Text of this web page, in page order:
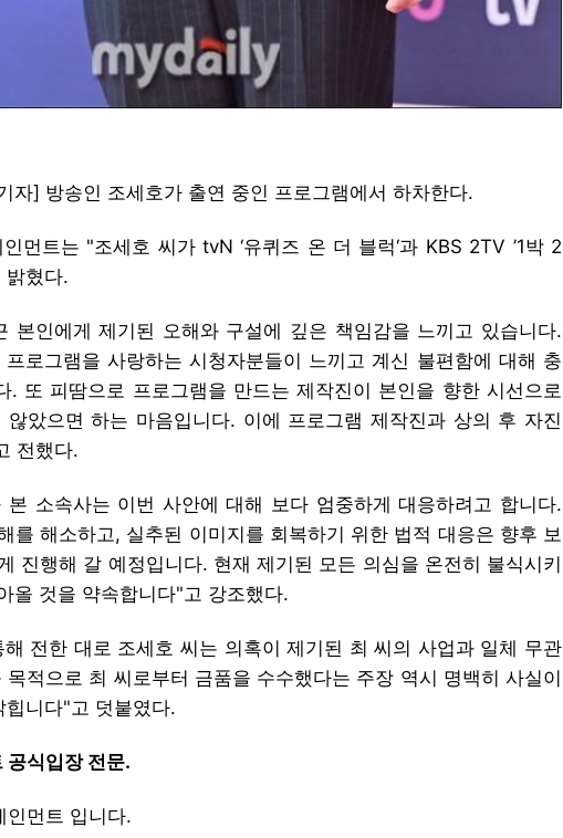
자] 방송인 조세호가 출연 중인 프로그램에서 하차한다.
먼트는 "조세호 씨가 tvN ‘유퀴즈 온 더 블럭‘과 KBS 2TV ’1박 2
밝혔다.
본인에게 제기된 오해와 구설에 깊은 책임감을 느끼고 있습니다.
로그램을 사랑하는 시청자분들이 느끼고 계신 불편함에 대해 충
. 또 피땀으로 프로그램을 만드는 제작진이 본인을 향한 시선으로
았으면 하는 마음입니다. 이에 프로그램 제작진과 상의 후 자진
전했다.
본 소속사는 이번 사안에 대해 보다 엄중하게 대응하려고 합니다.
를 해소하고, 실추된 이미지를 회복하기 위한 법적 대응은 향후 보
진행해 갈 예정입니다. 현재 제기된 모든 의심을 온전히 불식시키
올 것을 약속합니다"고 강조했다.
전한 대로 조세호 씨는 의혹이 제기된 최 씨의 사업과 일체 무관
적으로 최 씨로부터 금품을 수수했다는 주장 역시 명백히 사실이
니다"고 덧붙였다.
식입장 전문.
인먼트 입니다.